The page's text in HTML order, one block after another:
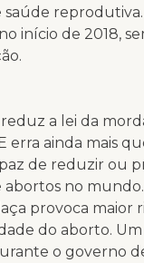
saúde
início de 2018,
a lei da
erra ainda mais
de reduzir ou
no mundo.
provoca maior
do aborto.
o governo